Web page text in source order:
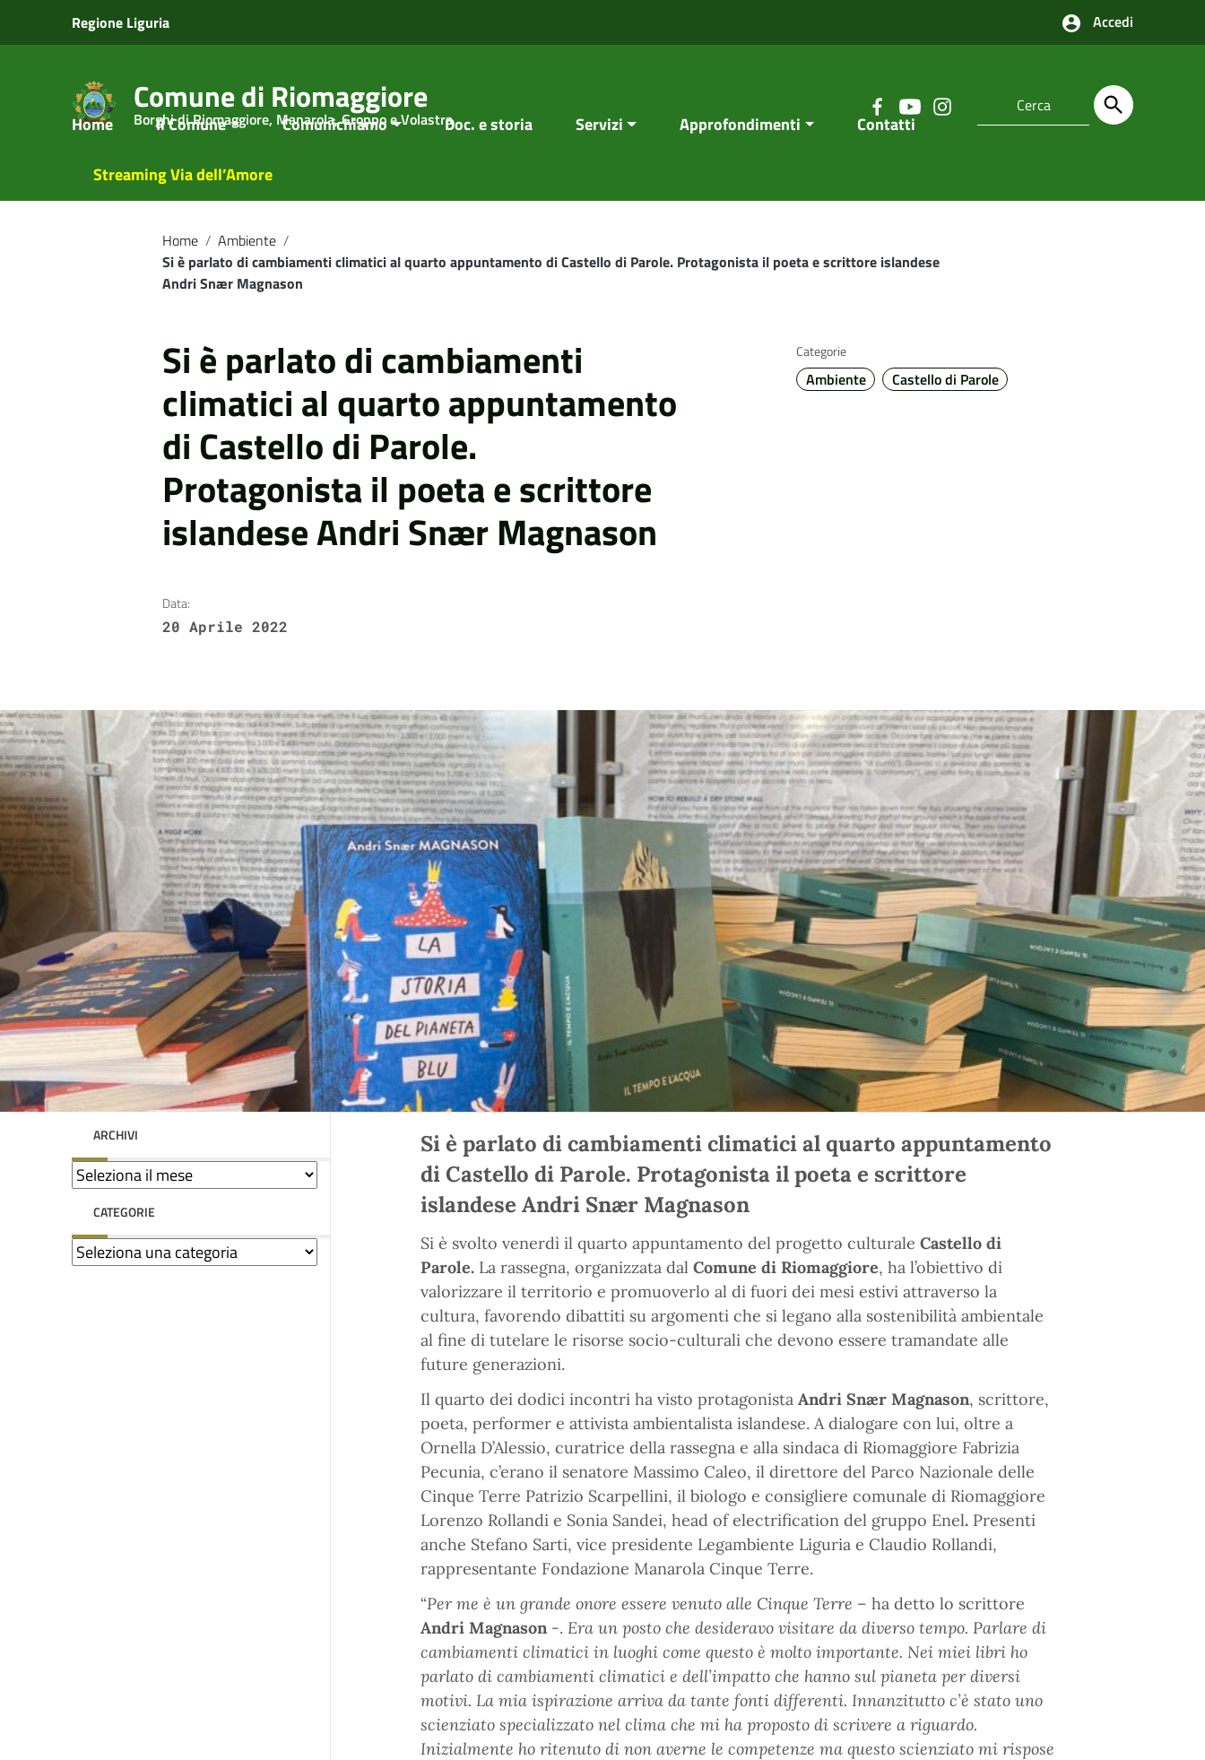
Vai ai contenuti
Vai al menu di navigazione
Regione Liguria Accedi
Comune di Riomaggiore
Borghi di Riomaggiore, Manarola, Groppo e Volastra
Home Il Comune Comunichiamo Doc. e storia Servizi Approfondimenti Contatti
Streaming Via dell’Amore
Home / Ambiente /
Si è parlato di cambiamenti climatici al quarto appuntamento di Castello di Parole. Protagonista il poeta e scrittore islandese
Andri Snær Magnason
Si è parlato di cambiamenti
climatici al quarto appuntamento
di Castello di Parole.
Protagonista il poeta e scrittore
islandese Andri Snær Magnason
Categorie
Ambiente Castello di Parole
Data:
20 Aprile 2022
ARCHIVI
CATEGORIE
Si è parlato di cambiamenti climatici al quarto appuntamento
di Castello di Parole. Protagonista il poeta e scrittore
islandese Andri Snær Magnason
Si è svolto venerdì il quarto appuntamento del progetto culturale Castello di
Parole.La rassegna, organizzata dal Comune di Riomaggiore, ha l’obiettivo di
valorizzare il territorio e promuoverlo al di fuori dei mesi estivi attraverso la
cultura, favorendo dibattiti su argomenti che si legano alla sostenibilità ambientale
al fine di tutelare le risorse socio-culturali che devono essere tramandate alle
future generazioni.
Il quarto dei dodici incontri ha visto protagonista Andri Snær Magnason, scrittore,
poeta, performer e attivista ambientalista islandese. A dialogare con lui, oltre a
Ornella D’Alessio, curatrice della rassegna e alla sindaca di Riomaggiore Fabrizia
Pecunia, c’erano il senatore Massimo Caleo, il direttore del Parco Nazionale delle
Cinque Terre Patrizio Scarpellini, il biologo e consigliere comunale di Riomaggiore
Lorenzo Rollandi e Sonia Sandei, head of electrification del gruppo Enel.Presenti
anche Stefano Sarti, vice presidente Legambiente Liguria e Claudio Rollandi,
rappresentante Fondazione Manarola Cinque Terre.
“Per me è un grande onore essere venuto alle Cinque Terre – ha detto lo scrittore
Andri Magnason-. Era un posto che desideravo visitare da diverso tempo. Parlare di
cambiamenti climatici in luoghi come questo è molto importante. Nei miei libri ho
parlato di cambiamenti climatici e dell’impatto che hanno sul pianeta per diversi
motivi. La mia ispirazione arriva da tante fonti differenti. Innanzitutto c’è stato uno
scienziato specializzato nel clima che mi ha proposto di scrivere a riguardo.
Inizialmente ho ritenuto di non averne le competenze ma questo scienziato mi rispose